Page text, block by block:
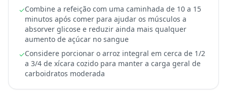
✓Combine a refeição com uma caminhada de 10 a 15
minutos após comer para ajudar os músculos a
absorver glicose e reduzir ainda mais qualquer
aumento de açúcar no sangue
✓Considere porcionar o arroz integral em cerca de 1/2
a 3/4 de xícara cozido para manter a carga geral de
carboidratos moderada